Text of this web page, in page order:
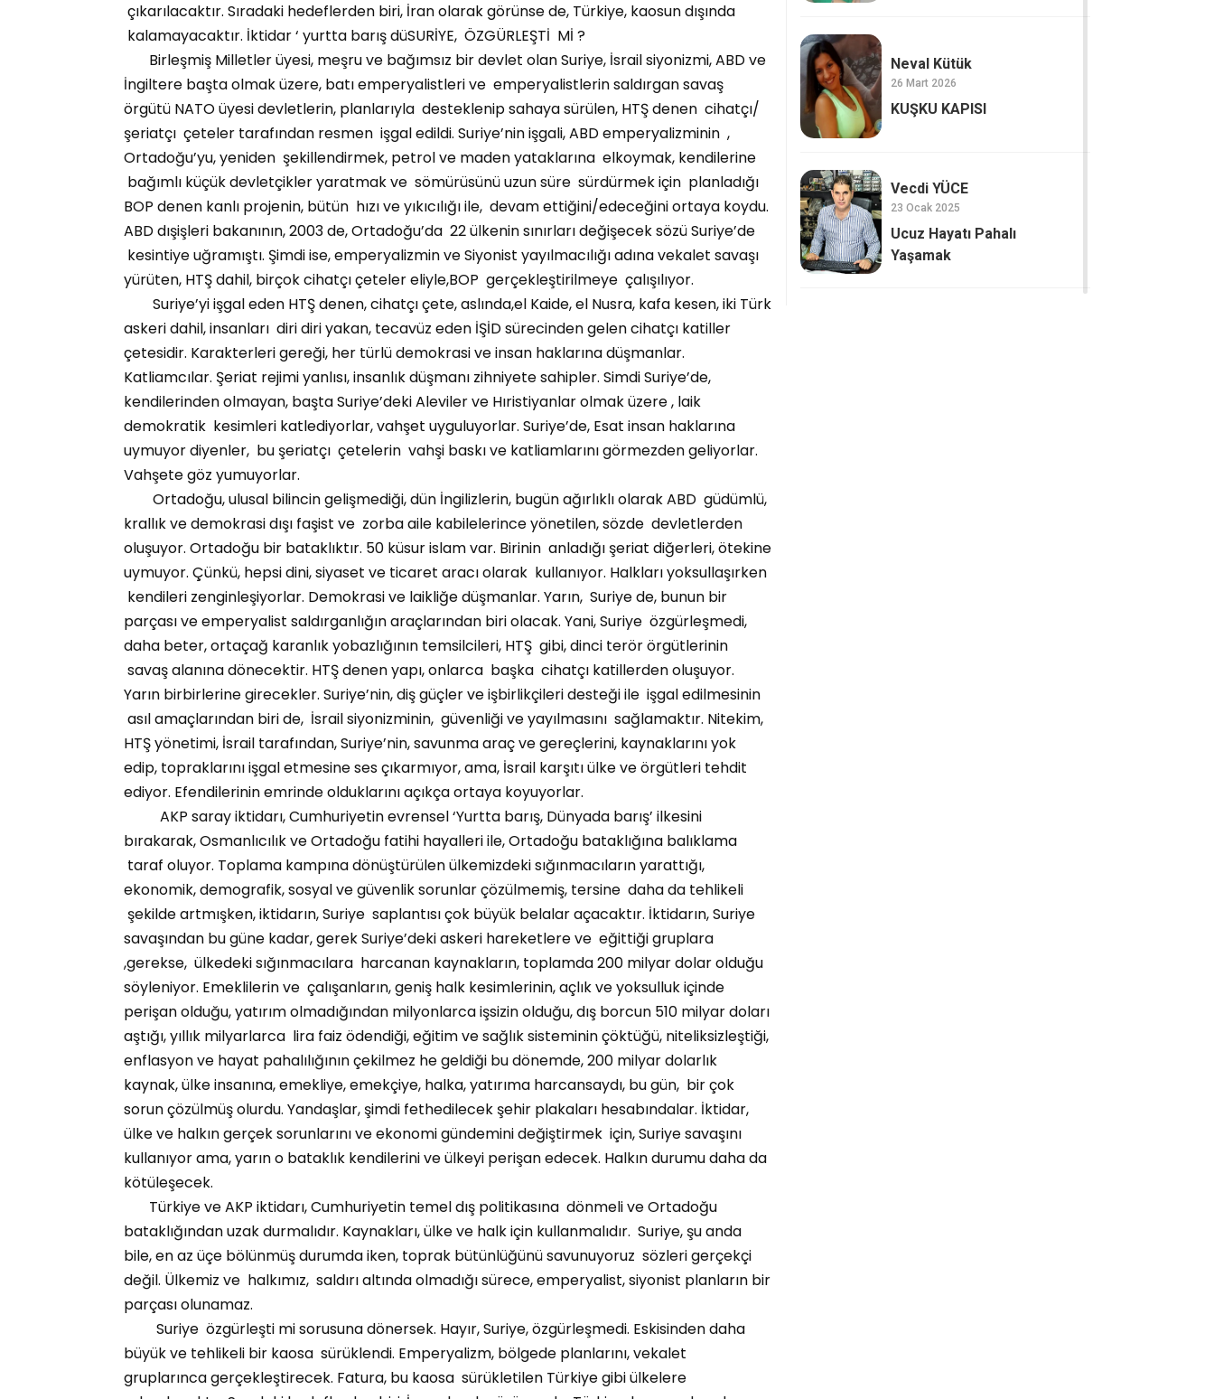
çıkarılacaktır. Sıradaki hedeflerden biri, İran olarak görünse de, Türkiye, kaosun dışında
kalamayacaktır. İktidar ‘ yurtta barış düSURİYE, ÖZGÜRLEŞTİ Mİ ?
Birleşmiş Milletler üyesi, meşru ve bağımsız bir devlet olan Suriye, İsrail siyonizmi, ABD ve
İngiltere başta olmak üzere, batı emperyalistleri ve emperyalistlerin saldırgan savaş
örgütü NATO üyesi devletlerin, planlarıyla desteklenip sahaya sürülen, HTŞ denen cihatçı/
şeriatçı çeteler tarafından resmen işgal edildi. Suriye’nin işgali, ABD emperyalizminin ,
Ortadoğu’yu, yeniden şekillendirmek, petrol ve maden yataklarına elkoymak, kendilerine
bağımlı küçük devletçikler yaratmak ve sömürüsünü uzun süre sürdürmek için planladığı
BOP denen kanlı projenin, bütün hızı ve yıkıcılığı ile, devam ettiğini/edeceğini ortaya koydu.
ABD dışişleri bakanının, 2003 de, Ortadoğu’da 22 ülkenin sınırları değişecek sözü Suriye’de
kesintiye uğramıştı. Şimdi ise, emperyalizmin ve Siyonist yayılmacılığı adına vekalet savaşı
yürüten, HTŞ dahil, birçok cihatçı çeteler eliyle,BOP gerçekleştirilmeye çalışılıyor.
Suriye’yi işgal eden HTŞ denen, cihatçı çete, aslında,el Kaide, el Nusra, kafa kesen, iki Türk
askeri dahil, insanları diri diri yakan, tecavüz eden İŞİD sürecinden gelen cihatçı katiller
çetesidir. Karakterleri gereği, her türlü demokrasi ve insan haklarına düşmanlar.
Katliamcılar. Şeriat rejimi yanlısı, insanlık düşmanı zihniyete sahipler. Simdi Suriye’de,
kendilerinden olmayan, başta Suriye’deki Aleviler ve Hıristiyanlar olmak üzere , laik
demokratik kesimleri katlediyorlar, vahşet uyguluyorlar. Suriye’de, Esat insan haklarına
uymuyor diyenler, bu şeriatçı çetelerin vahşi baskı ve katliamlarını görmezden geliyorlar.
Vahşete göz yumuyorlar.
Ortadoğu, ulusal bilincin gelişmediği, dün İngilizlerin, bugün ağırlıklı olarak ABD güdümlü,
krallık ve demokrasi dışı faşist ve zorba aile kabilelerince yönetilen, sözde devletlerden
oluşuyor. Ortadoğu bir bataklıktır. 50 küsur islam var. Birinin anladığı şeriat diğerleri, ötekine
uymuyor. Çünkü, hepsi dini, siyaset ve ticaret aracı olarak kullanıyor. Halkları yoksullaşırken
kendileri zenginleşiyorlar. Demokrasi ve laikliğe düşmanlar. Yarın, Suriye de, bunun bir
parçası ve emperyalist saldırganlığın araçlarından biri olacak. Yani, Suriye özgürleşmedi,
daha beter, ortaçağ karanlık yobazlığının temsilcileri, HTŞ gibi, dinci terör örgütlerinin
savaş alanına dönecektir. HTŞ denen yapı, onlarca başka cihatçı katillerden oluşuyor.
Yarın birbirlerine girecekler. Suriye’nin, diş güçler ve işbirlikçileri desteği ile işgal edilmesinin
asıl amaçlarından biri de, İsrail siyonizminin, güvenliği ve yayılmasını sağlamaktır. Nitekim,
HTŞ yönetimi, İsrail tarafından, Suriye’nin, savunma araç ve gereçlerini, kaynaklarını yok
edip, topraklarını işgal etmesine ses çıkarmıyor, ama, İsrail karşıtı ülke ve örgütleri tehdit
ediyor. Efendilerinin emrinde olduklarını açıkça ortaya koyuyorlar.
AKP saray iktidarı, Cumhuriyetin evrensel ‘Yurtta barış, Dünyada barış’ ilkesini
bırakarak, Osmanlıcılık ve Ortadoğu fatihi hayalleri ile, Ortadoğu bataklığına balıklama
taraf oluyor. Toplama kampına dönüştürülen ülkemizdeki sığınmacıların yarattığı,
ekonomik, demografik, sosyal ve güvenlik sorunlar çözülmemiş, tersine daha da tehlikeli
şekilde artmışken, iktidarın, Suriye saplantısı çok büyük belalar açacaktır. İktidarın, Suriye
savaşından bu güne kadar, gerek Suriye’deki askeri hareketlere ve eğittiği gruplara
,gerekse, ülkedeki sığınmacılara harcanan kaynakların, toplamda 200 milyar dolar olduğu
söyleniyor. Emeklilerin ve çalışanların, geniş halk kesimlerinin, açlık ve yoksulluk içinde
perişan olduğu, yatırım olmadığından milyonlarca işsizin olduğu, dış borcun 510 milyar doları
aştığı, yıllık milyarlarca lira faiz ödendiği, eğitim ve sağlık sisteminin çöktüğü, niteliksizleştiği,
enflasyon ve hayat pahalılığının çekilmez he geldiği bu dönemde, 200 milyar dolarlık
kaynak, ülke insanına, emekliye, emekçiye, halka, yatırıma harcansaydı, bu gün, bir çok
sorun çözülmüş olurdu. Yandaşlar, şimdi fethedilecek şehir plakaları hesabındalar. İktidar,
ülke ve halkın gerçek sorunlarını ve ekonomi gündemini değiştirmek için, Suriye savaşını
kullanıyor ama, yarın o bataklık kendilerini ve ülkeyi perişan edecek. Halkın durumu daha da
kötüleşecek.
Türkiye ve AKP iktidarı, Cumhuriyetin temel dış politikasına dönmeli ve Ortadoğu
bataklığından uzak durmalıdır. Kaynakları, ülke ve halk için kullanmalıdır. Suriye, şu anda
bile, en az üçe bölünmüş durumda iken, toprak bütünlüğünü savunuyoruz sözleri gerçekçi
değil. Ülkemiz ve halkımız, saldırı altında olmadığı sürece, emperyalist, siyonist planların bir
parçası olunamaz.
Suriye özgürleşti mi sorusuna dönersek. Hayır, Suriye, özgürleşmedi. Eskisinden daha
büyük ve tehlikeli bir kaosa sürüklendi. Emperyalizm, bölgede planlarını, vekalet
gruplarınca gerçekleştirecek. Fatura, bu kaosa sürükletilen Türkiye gibi ülkelere
Neval Kütük
26 Mart 2026
KUŞKU KAPISI
Vecdi YÜCE
23 Ocak 2025
Ucuz Hayatı Pahalı
Yaşamak